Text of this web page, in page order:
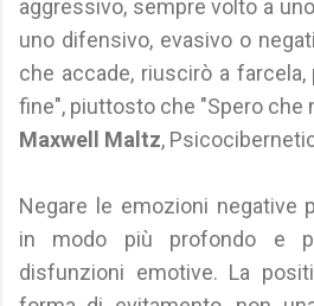
aggressivo, sempre volto a
uno difensivo, evasivo o
che accade, riuscirò a
fine", piuttosto che "Spero che
Maxwell Maltz,
Negare le emozioni negative
in modo più profondo e
disfunzioni emotive. La